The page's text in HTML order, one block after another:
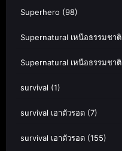
Superhero (98)
Supernatural เหนือธรรมชาติ
Supernatural เหนือธรรมชาติ
survival (1)
survival เอาตัวรอด (7)
survival เอาตัวรอด (155)